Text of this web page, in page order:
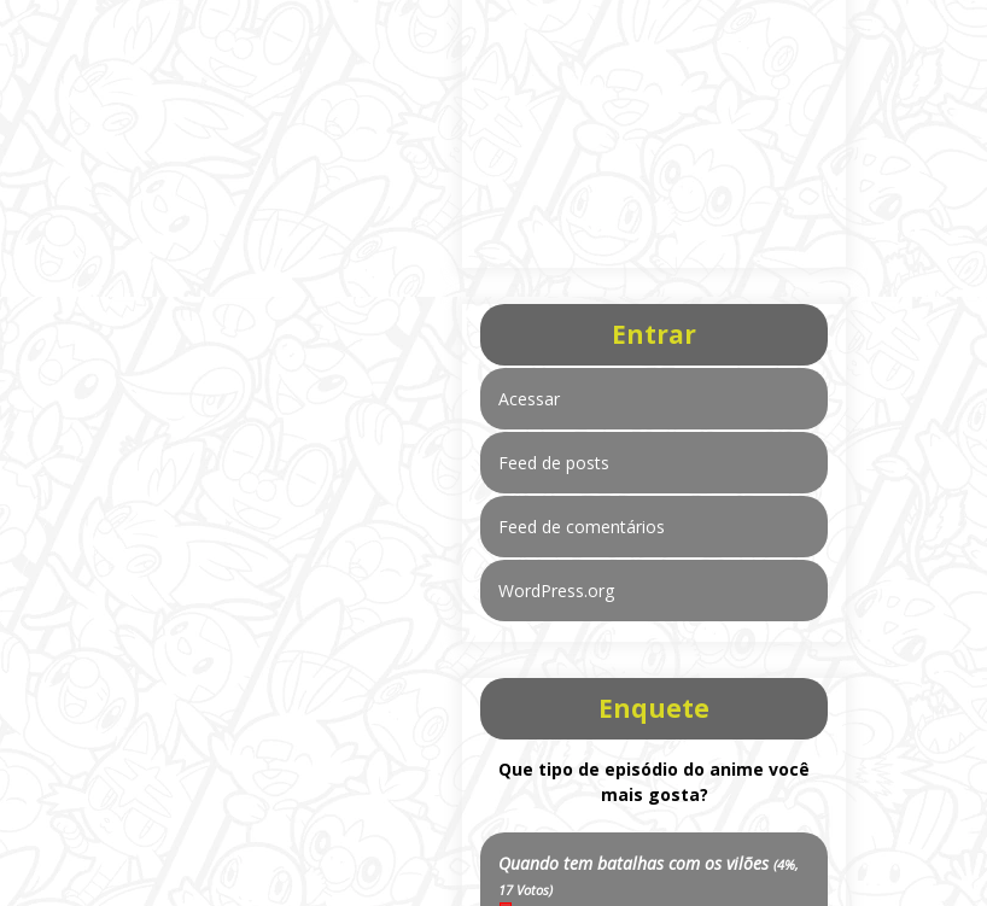
Entrar
Acessar
Feed de posts
Feed de comentários
WordPress.org
Enquete
Que tipo de episódio do anime você
mais gosta?
Quando tem batalhas com os vilões (4%,
17 Votos)